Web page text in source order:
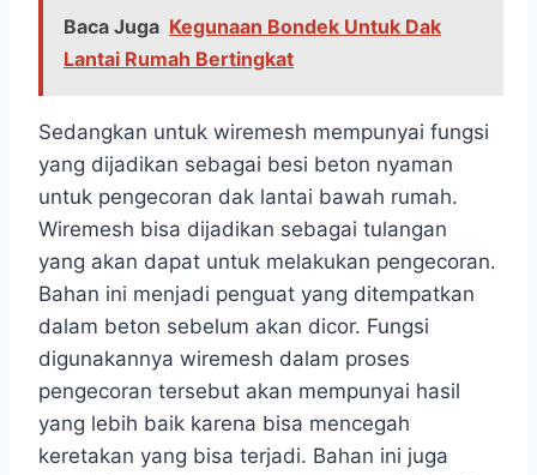
Baca Juga Kegunaan Bondek Untuk Dak
Lantai Rumah Bertingkat
Sedangkan untuk wiremesh mempunyai fungsi
yang dijadikan sebagai besi beton nyaman
untuk pengecoran dak lantai bawah rumah.
Wiremesh bisa dijadikan sebagai tulangan
yang akan dapat untuk melakukan pengecoran.
Bahan ini menjadi penguat yang ditempatkan
dalam beton sebelum akan dicor. Fungsi
digunakannya wiremesh dalam proses
pengecoran tersebut akan mempunyai hasil
yang lebih baik karena bisa mencegah
keretakan yang bisa terjadi. Bahan ini juga